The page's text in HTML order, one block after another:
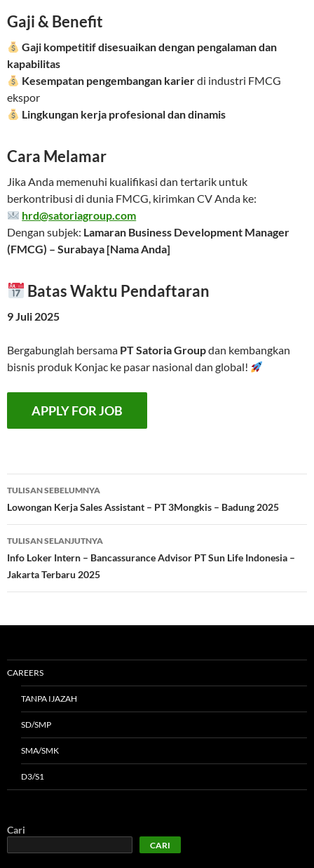
Gaji & Benefit
Gaji kompetitif disesuaikan dengan pengalaman dan
kapabilitas
Kesempatan pengembangan karierdi industri FMCG
ekspor
Lingkungan kerja profesional dan dinamis
Cara Melamar
Jika Anda memenuhi kualifikasi dan tertarik untuk
berkontribusi di dunia FMCG, kirimkan CV Anda ke:
hrd@satoriagroup.com
Dengan subjek: Lamaran Business Development Manager
(FMCG) – Surabaya [Nama Anda]
Batas Waktu Pendaftaran
9 Juli 2025
Bergabunglah bersama PT Satoria Groupdan kembangkan
bisnis produk Konjac ke pasar nasional dan global!
Navigasi
Tulisan
TULISAN SEBELUMNYA
Lowongan Kerja Sales Assistant – PT 3Mongkis – Badung 2025
TULISAN SELANJUTNYA
Info Loker Intern – Bancassurance Advisor PT Sun Life Indonesia –
Jakarta Terbaru 2025
CAREERS
TANPA IJAZAH
SD/SMP
SMA/SMK
D3/S1
Cari
CARI